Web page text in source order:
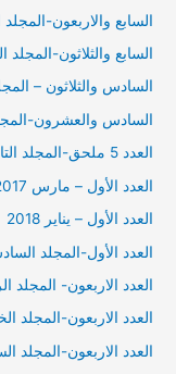
السابع والاربعون-المجلد
السابع والثلاثون-المجلد
السادس والثلاثون –
السادس والعشرون-
العدد 5 ملحق-المجلد التاسع
العدد الأول – مارس 2017
العدد الأول – يناير 2018
العدد الأول-المجلد
العدد الاربعون- المجلد
العدد الاربعون-المجلد
العدد الاربعون-المجلد